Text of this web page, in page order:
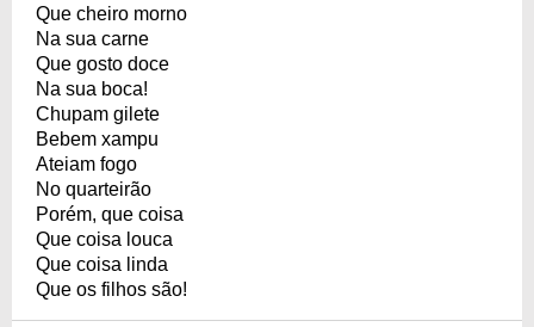
Que cheiro morno
Na sua carne
Que gosto doce
Na sua boca!
Chupam gilete
Bebem xampu
Ateiam fogo
No quarteirão
Porém, que coisa
Que coisa louca
Que coisa linda
Que os filhos são!